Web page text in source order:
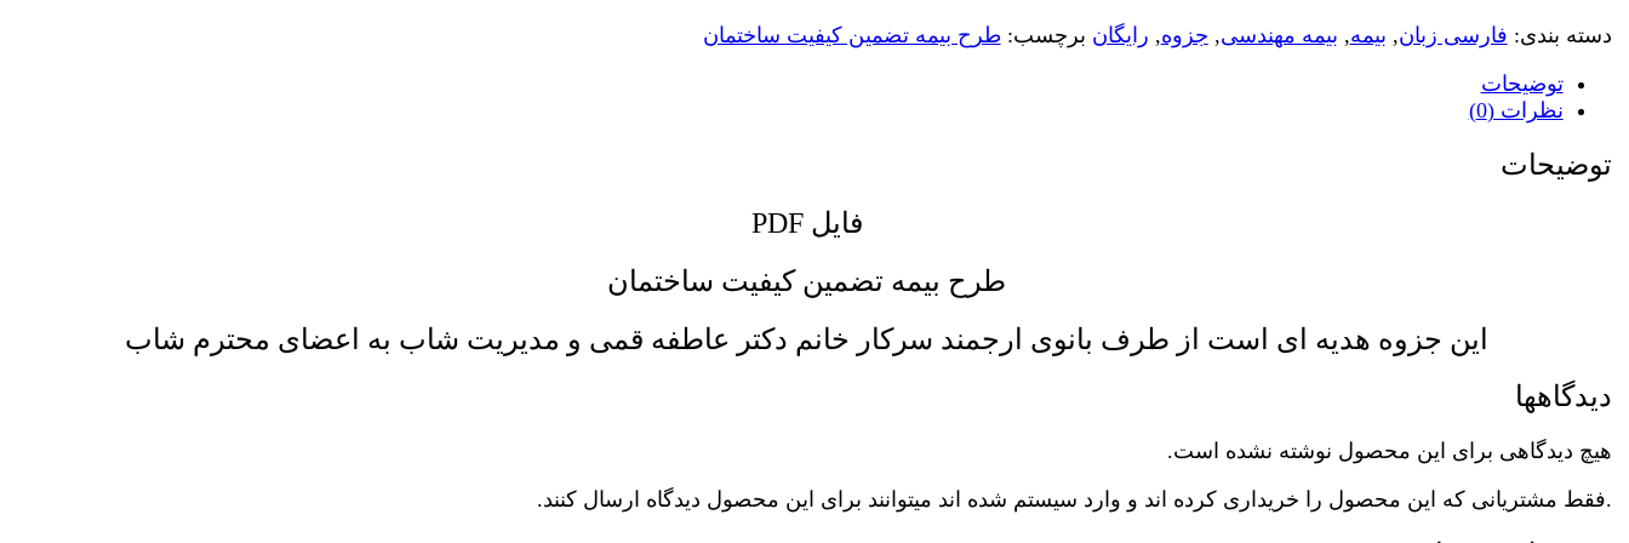
دسته بندی: فارسی زبان, بیمه, بیمه مهندسی, جزوه, رایگان برچسب: طرح بیمه تضمین کیفیت ساختمان
توضیحات
نظرات (0)
توضیحات
فایل PDF
طرح بیمه تضمین کیفیت ساختمان
این جزوه هدیه ای است از طرف بانوی ارجمند سرکار خانم دکتر عاطفه قمی و مدیریت شاب به اعضای محترم شاب
دیدگاهها
هیچ دیدگاهی برای این محصول نوشته نشده است.
.فقط مشتریانی که این محصول را خریداری کرده اند و وارد سیستم شده اند میتوانند برای این محصول دیدگاه ارسال کنند.